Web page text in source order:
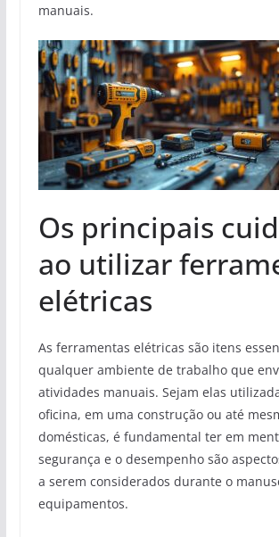
manuais.
Os principais
ao utilizar
elétricas
As ferramentas elétricas são itens
qualquer ambiente de trabalho que
atividades manuais. Sejam elas
oficina, em uma construção ou até
domésticas, é fundamental ter em
segurança e o desempenho são
a serem considerados durante o
equipamentos.